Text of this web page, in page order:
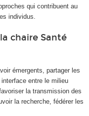
qui contribuent au
individus.
chaire Santé
émergents, partager les
entre le milieu
la transmission des
la recherche, fédérer les